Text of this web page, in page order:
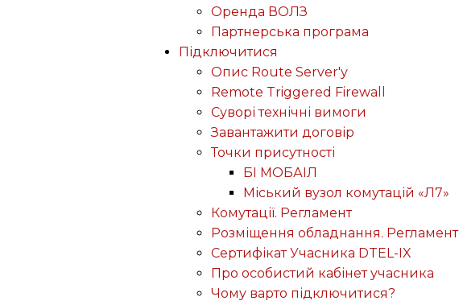
Оренда ВОЛЗ
Партнерська програма
Підключитися
Опис Route Server'у
Remote Triggered Firewall
Суворі технічні вимоги
Завантажити договір
Точки присутності
БІ МОБАІЛ
Міський вузол комутацій «Л7»
Комутації. Регламент
Розміщення обладнання. Регламент
Сертифікат Учасника DTEL-IX
Про особистий кабінет учасника
Чому варто підключитися?